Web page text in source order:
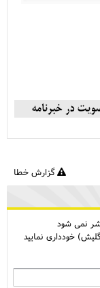
گزارش خطا
نمی شود
خودداری نمایید